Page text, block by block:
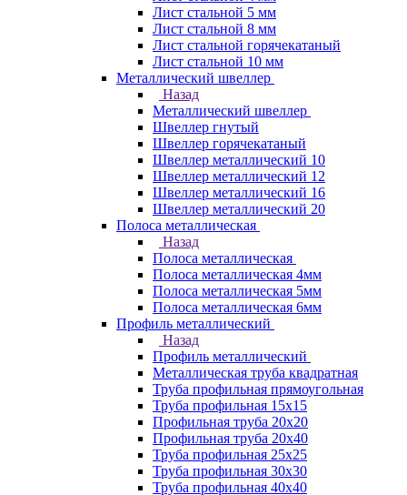
Лист стальной 5 мм
Лист стальной 8 мм
Лист стальной горячекатаный
Лист стальной 10 мм
Металлический швеллер
Назад
Металлический швеллер
Швеллер гнутый
Швеллер горячекатаный
Швеллер металлический 10
Швеллер металлический 12
Швеллер металлический 16
Швеллер металлический 20
Полоса металлическая
Назад
Полоса металлическая
Полоса металлическая 4мм
Полоса металлическая 5мм
Полоса металлическая 6мм
Профиль металлический
Назад
Профиль металлический
Металлическая труба квадратная
Труба профильная прямоугольная
Труба профильная 15х15
Профильная труба 20х20
Профильная труба 20х40
Труба профильная 25х25
Труба профильная 30x30
Труба профильная 40х40